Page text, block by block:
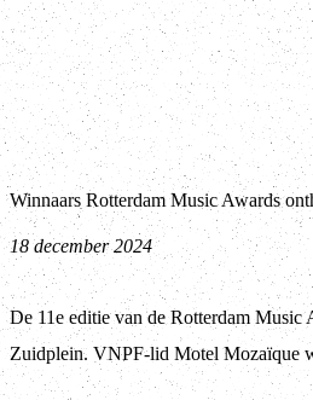
Winnaars Rotterdam Music Awards
18 december 2024
De 11e editie van de Rotterdam Music
Zuidplein. VNPF-lid Motel Mozaïque